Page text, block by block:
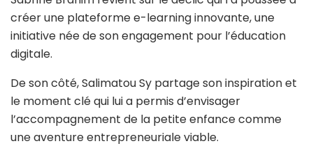
créer une plateforme e-learning innovante, une
initiative née de son engagement pour l’éducation
digitale.
De son côté, Salimatou Sy partage son inspiration et
le moment clé qui lui a permis d’envisager
l’accompagnement de la petite enfance comme
une aventure entrepreneuriale viable.